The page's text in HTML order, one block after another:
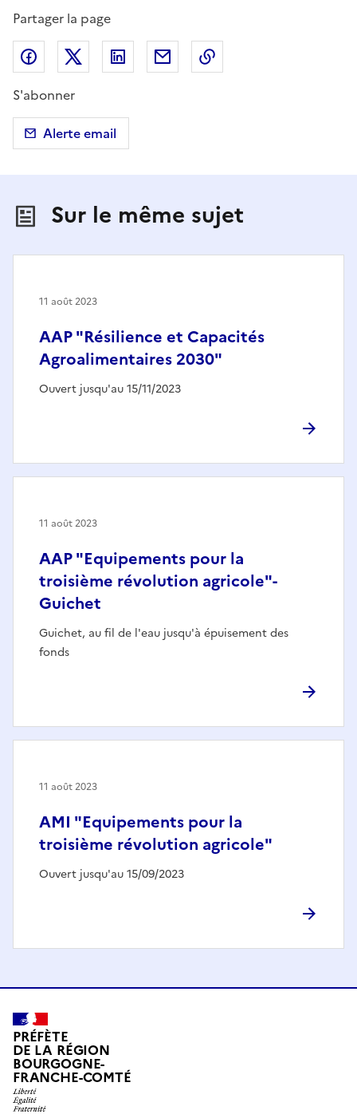
Partager la page
Partager sur Facebook
Partager sur X (anciennement Twitter)
Partager sur LinkedIn
Partager par email
S'abonner
Alerte email
Sur le même sujet
AAP "Résilience et Capacités
Agroalimentaires 2030"
Ouvert jusqu'au 15/11/2023
11 août 2023
AAP "Equipements pour la
troisième révolution agricole"-
Guichet
Guichet, au fil de l'eau jusqu'à épuisement des
fonds
11 août 2023
AMI "Equipements pour la
troisième révolution agricole"
Ouvert jusqu'au 15/09/2023
11 août 2023
PRÉFÈTE
DE LA RÉGION
BOURGOGNE-
FRANCHE-COMTÉ